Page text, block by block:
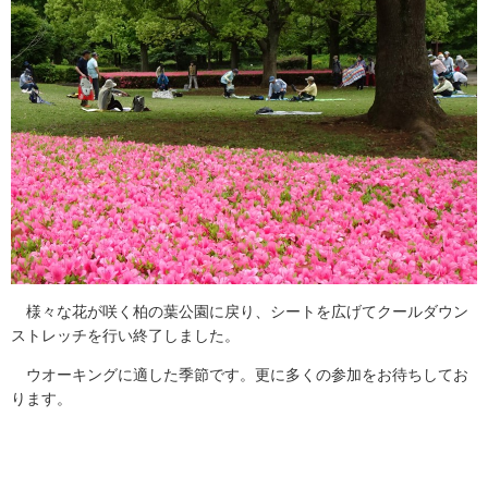
様々な花が咲く柏の葉公園に戻り、シートを広げてクールダウン
ストレッチを行い終了しました。
ウオーキングに適した季節です。更に多くの参加をお待ちしてお
ります。